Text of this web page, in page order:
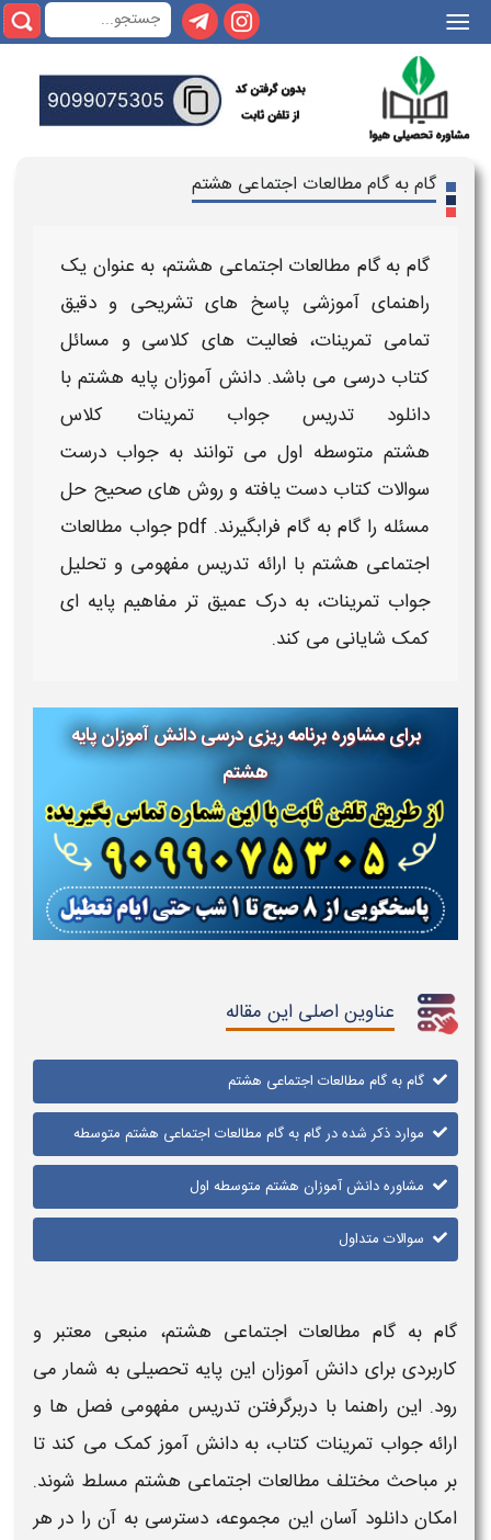
|||
گام به گام مطالعات اجتماعی هشتم
گام به گام مطالعات اجتماعی هشتم، به عنوان یک
راهنمای آموزشی پاسخ های تشریحی و دقیق
تمامی تمرینات، فعالیت های کلاسیو مسائل
کتاب درسی می باشد. دانش آموزان پایه هشتم با
دانلود تدریس جواب تمرینات
کلاس
هشتم متوسطه اولمی توانند بهجواب درست
سوالات کتاب دست یافته و روش های صحیح حل
مسئله را گام به گام فرابگیرند. pdf جواب مطالعات
اجتماعی هشتمبا ارائه تدریس مفهومی و تحلیل
جواب تمرینات، به درک عمیق تر مفاهیم پایه ای
کمک شایانی می کند.
برای مشاوره برنامه ریزی درسی دانش آموزان پایه
هشتم
عناوین اصلی این مقاله
گام به گام مطالعات اجتماعی هشتم
موارد ذکر شده در گام به گام مطالعات اجتماعی هشتم متوسطه
مشاوره دانش آموزان هشتم متوسطه اول
سوالات متداول
گام به گام مطالعات اجتماعی هشتم، منبعی معتبر و
کاربردی برای دانش آموزان این پایه تحصیلی به شمار می
رود. این راهنما با دربرگرفتن تدریس مفهومی فصل ها و
ارائهجواب تمرینات کتاب، به دانش آموز کمک می کند تا
بر مباحث مختلف مطالعات اجتماعی هشتم مسلط شوند.
امکاندانلود آسان این مجموعه، دسترسی به آن را در هر